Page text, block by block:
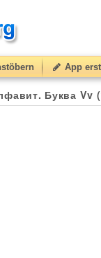
App
Буква Vv